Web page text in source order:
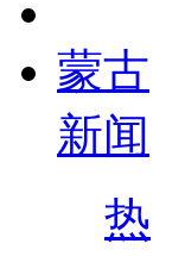
蒙古
新闻
热